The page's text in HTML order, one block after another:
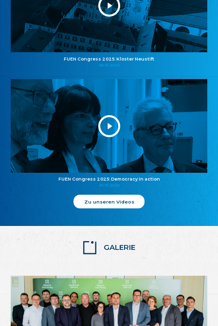
FUEN Congress 2025: Kloster Neustift
26.10.2025
FUEN Congress 2025: Democracy in action
25.10.2025
Zu unseren Videos
GALERIE